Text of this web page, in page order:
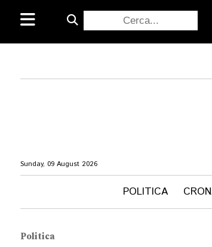
Sunday, 09 August 2026
POLITICA
Politica